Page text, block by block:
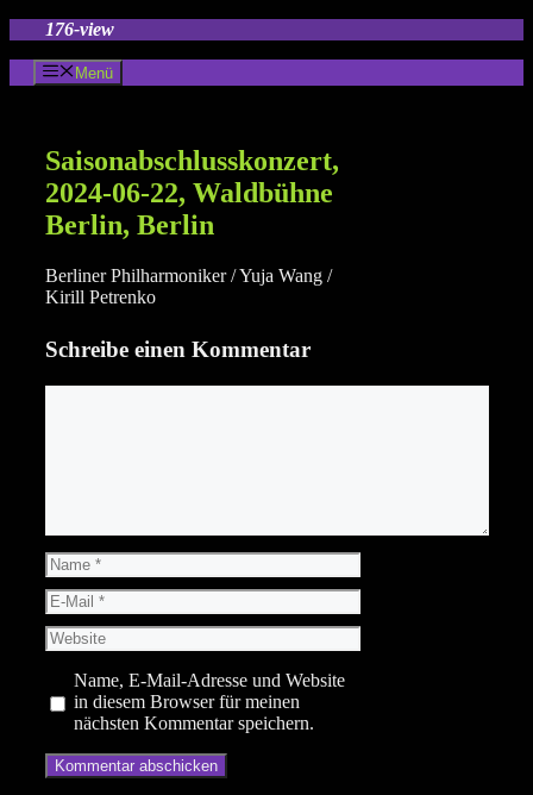
springen
176-view
Menü
Saisonabschlusskonzert,
2024-06-22, Waldbühne
Berlin, Berlin
Berliner Philharmoniker / Yuja Wang /
Kirill Petrenko
Schreibe einen Kommentar
Name
E-
Mail
Website
Name, E-Mail-Adresse und Website
in diesem Browser für meinen
nächsten Kommentar speichern.